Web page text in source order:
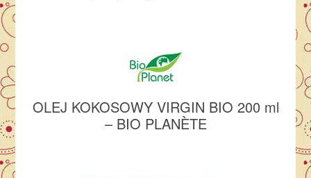
OLEJ KOKOSOWY VIRGIN BIO 200 ml
– BIO PLANÈTE